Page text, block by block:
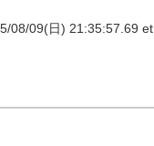
08/09(日) 21:35:57.69 et